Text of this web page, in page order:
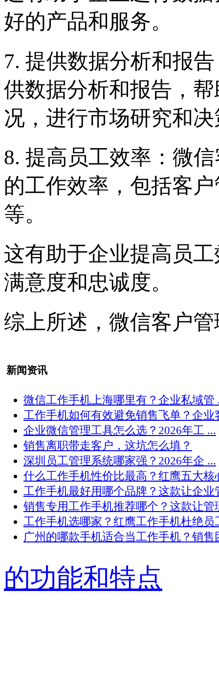
好的产品和服务。
7. 提供数据分析和报
供数据分析和报告，
况，进行市场研究和
8. 提高员工效率：微
的工作效率，包括客
等。
这有助于企业提高员
满意度和忠诚度。
综上所述，微信客户
新闻资讯
微信工作手机上海哪里有？企业私域管
工作手机如何有效避免销售飞单？企业
企业微信管理工具怎么选？2026年工 ...
销售离职带走客户，这坑怎么填？
深圳员工管理系统哪家强？2026年企 ...
什么工作手机性价比最高？红鹰五大核
工作手机最好用哪个品牌？这款让企业
销售专用工作手机推荐哪个？这款让管
工作手机选哪家？红鹰工作手机杜绝员
广州的哪款手机适合当工作手机？销售
的功能和特点